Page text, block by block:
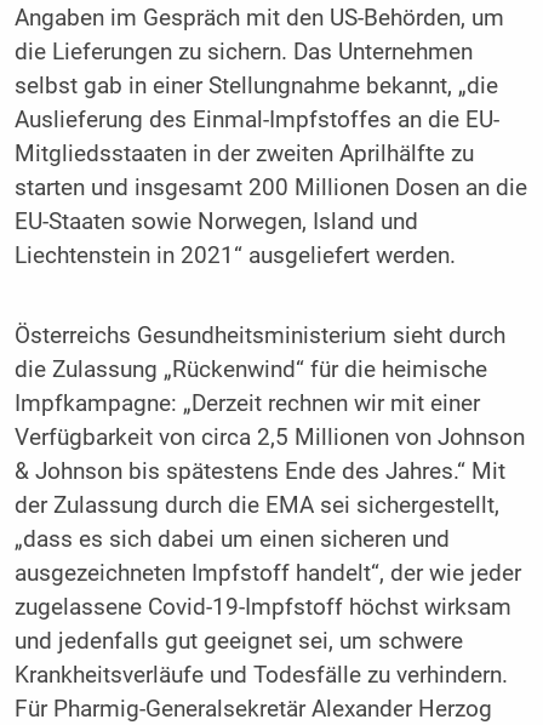
Angaben im Gespräch mit den US-Behörden, um
die Lieferungen zu sichern. Das Unternehmen
selbst gab in einer Stellungnahme bekannt, „die
Auslieferung des Einmal-Impfstoffes an die EU-
Mitgliedsstaaten in der zweiten Aprilhälfte zu
starten und insgesamt 200 Millionen Dosen an die
EU-Staaten sowie Norwegen, Island und
Liechtenstein in 2021“ ausgeliefert werden.
Österreichs Gesundheitsministerium sieht durch
die Zulassung „Rückenwind“ für die heimische
Impfkampagne: „Derzeit rechnen wir mit einer
Verfügbarkeit von circa 2,5 Millionen von Johnson
& Johnson bis spätestens Ende des Jahres.“ Mit
der Zulassung durch die EMA sei sichergestellt,
„dass es sich dabei um einen sicheren und
ausgezeichneten Impfstoff handelt“, der wie jeder
zugelassene Covid-19-Impfstoff höchst wirksam
und jedenfalls gut geeignet sei, um schwere
Krankheitsverläufe und Todesfälle zu verhindern.
Für Pharmig-Generalsekretär Alexander Herzog